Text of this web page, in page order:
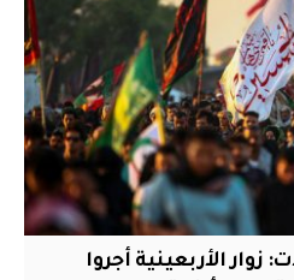
زوار الأربعينية أجروا